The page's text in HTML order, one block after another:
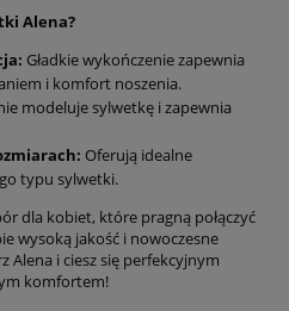
Alena?
Gładkie wykończenie zapewnia
i komfort noszenia.
modeluje sylwetkę i zapewnia
Oferują idealne
typu sylwetki.
dla kobiet, które pragną połączyć
wysoką jakość i nowoczesne
Alena i ciesz się perfekcyjnym
komfortem!